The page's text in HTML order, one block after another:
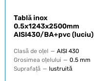
Tablă inox
0.5x1243x2500mm
AISI430/BA+pvc (luciu)
Clasă de oțel — AISI 430
Grosimea oțelului — 0.5 mm
Suprafață — lustruită